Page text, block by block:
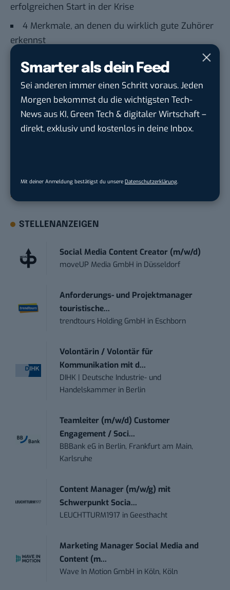
Smarter als dein Feed
Sei anderen immer einen Schritt voraus. Jeden
Morgen bekommst du die wichtigsten Tech-
News aus KI, Green Tech & digitaler Wirtschaft –
direkt, exklusiv und kostenlos in deine Inbox.
Mit deiner Anmeldung bestätigst du unsere Datenschutzerklärung
erfolgreichen Start in der Krise
4 Merkmale, an denen du wirklich gute Zuhörer
erkennst
Top-Gehälter: Diese 10 Berufsgruppen verdienen
das meiste Geld
Du möchtest nicht abgehängt werden , wenn es um
KI, Green Tech und die Tech-Themen von Morgen
damit ihren Vorsprung.Hier kannst du dich
kostenlos anmelden.
STELLENANZEIGEN
Social Media Content Creator (m/w/d)
moveUP Media GmbH in Düsseldorf
Anforderungs- und Projektmanager
touristische...
trendtours Holding GmbH in Eschborn
Volontärin / Volontär für
Kommunikation mit d...
DIHK | Deutsche Industrie- und
Handelskammer in Berlin
Teamleiter (m/w/d) Customer
Engagement / Soci...
BBBank eG in Berlin, Frankfurt am Main,
Karlsruhe
Content Manager (m/w/g) mit
Schwerpunkt Socia...
LEUCHTTURM1917 in Geesthacht
Marketing Manager Social Media and
Content (m...
Wave In Motion GmbH in Köln, Köln